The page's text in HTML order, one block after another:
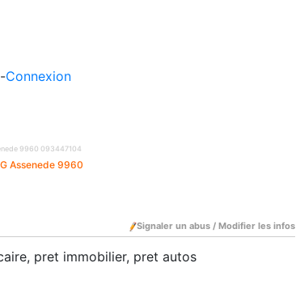
-Connexion
9960 093447104
Assenede 9960
Signaler un abus / Modifier les infos
pret immobilier, pret autos